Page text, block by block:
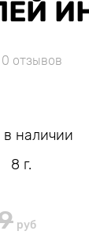
0 отзывов
в наличии
8 г.
руб